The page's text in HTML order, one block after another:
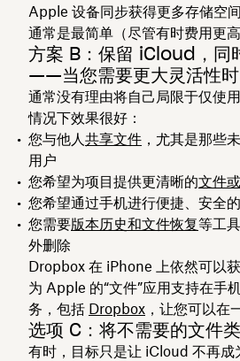
Apple 设备同步获得更多存储空
通常是最简单（尽管有时费用更高
方案 B：保留 iCloud，
——当您需要更大灵活性
通常没有理由将自己局限于仅使
情况下效果很好：
您与他人 共享文件 ，尤其是那些
用户
您希望为项目提供更清晰的文件
您希望通过手机进行便捷、安全的
您需要版本历史和文件恢复等工
外删除
Dropbox 在 iPhone 上依然可以
为 Apple 的“文件”应用支持在手
务，包括 Dropbox ，让您可以在
选项 C：将不需要的文件
有时，目标只是让 iCloud 不再成